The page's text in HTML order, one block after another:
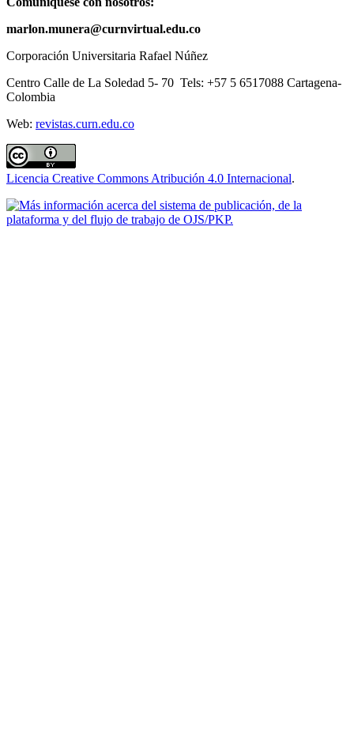
marlon.munera@curnvirtual.edu.co
Corporación Universitaria Rafael Núñez
Centro Calle de La Soledad 5- 70 Tels: +57 5 6517088 Cartagena-
Colombia
Web: revistas.curn.edu.co
Licencia Creative Commons Atribución 4.0 Internacional.